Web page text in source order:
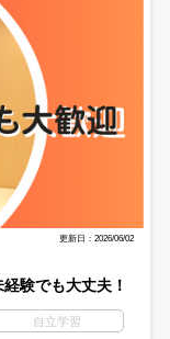
更新日：2026/06/02
験でも大丈夫！
自立学習